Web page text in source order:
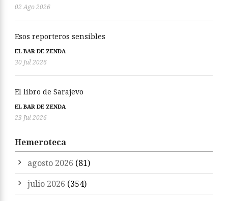
02 Ago 2026
Esos reporteros sensibles
EL BAR DE ZENDA
30 Jul 2026
El libro de Sarajevo
EL BAR DE ZENDA
23 Jul 2026
Hemeroteca
agosto 2026 (81)
julio 2026 (354)